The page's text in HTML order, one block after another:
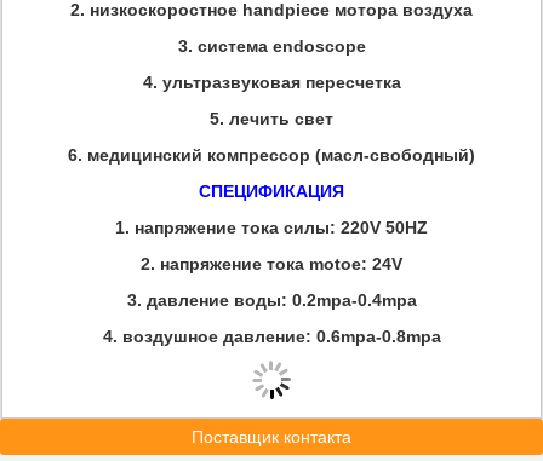
2. низкоскоростное handpiece мотора воздуха
3. система endoscope
4. ультразвуковая пересчетка
5. лечить свет
6. медицинский компрессор (масл-свободный)
СПЕЦИФИКАЦИЯ
1. напряжение тока силы: 220V 50HZ
2. напряжение тока motoe: 24V
3. давление воды: 0.2mpa-0.4mpa
4. воздушное давление: 0.6mpa-0.8mpa
Поставщик контакта